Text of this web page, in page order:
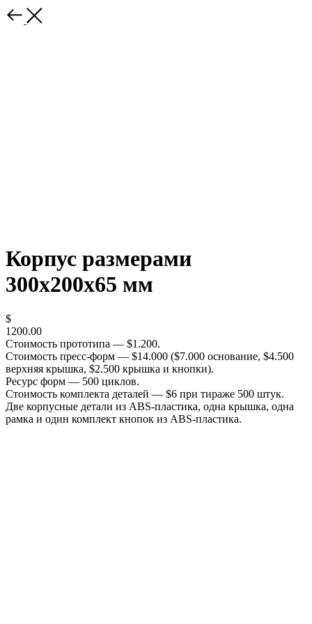
Корпус размерами
300х200х65 мм
$
1200.00
Стоимость прототипа — $1.200.
Стоимость пресс-форм — $14.000 ($7.000 основание, $4.500
верхняя крышка, $2.500 крышка и кнопки).
Ресурс форм — 500 циклов.
Стоимость комплекта деталей — $6 при тираже 500 штук.
Две корпусные детали из ABS-пластика, одна крышка, одна
рамка и один комплект кнопок из ABS-пластика.